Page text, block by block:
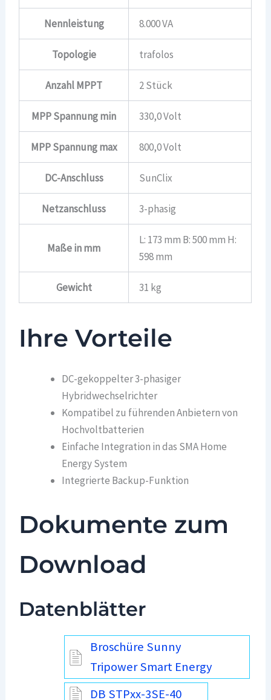
Nennleistung 8.000 VA
Topologie trafolos
Anzahl MPPT 2 Stück
MPP Spannung min 330,0 Volt
MPP Spannung max 800,0 Volt
DC-Anschluss SunClix
Netzanschluss 3-phasig
Maße in mm
L: 173 mm B: 500 mm H:
598 mm
Gewicht 31 kg
Ihre Vorteile
DC-gekoppelter 3-phasiger
Hybridwechselrichter
Kompatibel zu führenden Anbietern von
Hochvoltbatterien
Einfache Integration in das SMA Home
Energy System
Integrierte Backup-Funktion
Dokumente zum
Download
Datenblätter
Broschüre Sunny
Tripower Smart Energy
DB STPxx-3SE-40